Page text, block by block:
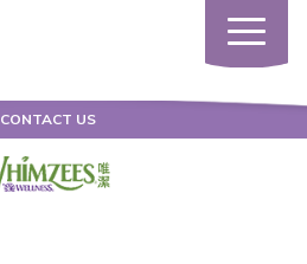
Toggle
CONTACT US